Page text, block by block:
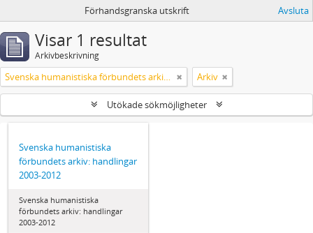
Förhandsgranska utskrift Avsluta
Visar 1 resultat
Arkivbeskrivning
Svenska humanistiska förbundets arkiv: handlingar 2003-2012 Arkiv
Utökade sökmöjligheter
Svenska humanistiska
förbundets arkiv: handlingar
2003-2012
Svenska humanistiska
förbundets arkiv: handlingar
2003-2012